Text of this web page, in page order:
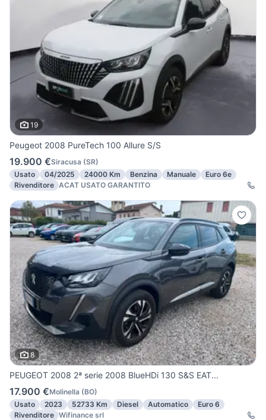
19
Peugeot 2008 PureTech 100 Allure S/S
19.900 €Siracusa (SR)
Usato
04/2025 24000 Km Benzina Manuale
Euro 6e
Rivenditore ACAT USATO GARANTITO
8
PEUGEOT 2008 2ª serie 2008 BlueHDi 130 S&S EAT...
17.900 €Molinella (BO)
Usato
2023 52733 Km Diesel Automatico
Euro 6
Rivenditore Wifinance srl